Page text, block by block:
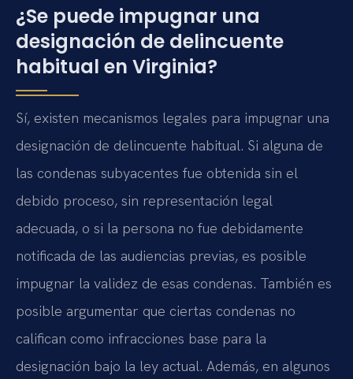
¿Se puede impugnar una
designación de delincuente
habitual en Virginia?
Sí, existen mecanismos legales para impugnar una
designación de delincuente habitual. Si alguna de
las condenas subyacentes fue obtenida sin el
debido proceso, sin representación legal
adecuada, o si la persona no fue debidamente
notificada de las audiencias previas, es posible
impugnar la validez de esas condenas. También es
posible argumentar que ciertas condenas no
califican como infracciones base para la
designación bajo la ley actual. Además, en algunos